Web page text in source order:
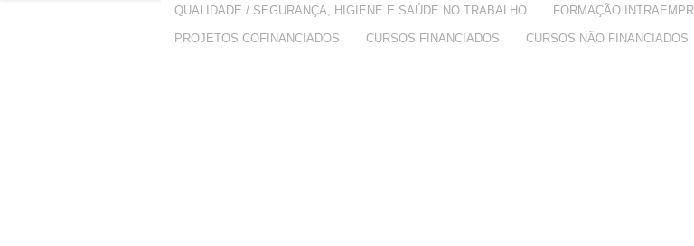
QUALIDADE / SEGURANÇA, HIGIENE E SAÚDE NO TRABALHO FORMAÇÃO
PROJETOS COFINANCIADOS CURSOS FINANCIADOS CURSOS NÃO FINANCIADOS